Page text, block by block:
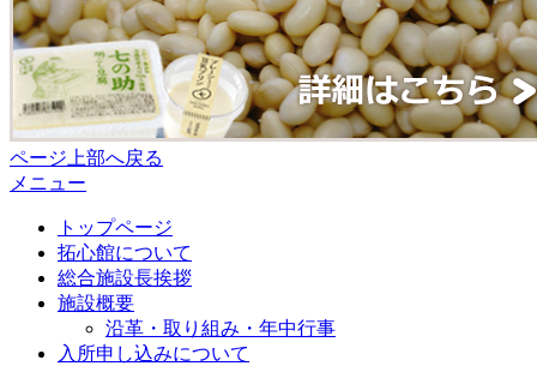
ページ上部へ戻る
メニュー
トップページ
拓心館について
総合施設長挨拶
施設概要
沿革・取り組み・年中行事
入所申し込みについて